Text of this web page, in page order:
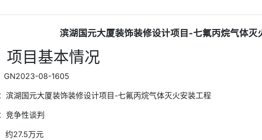
滨湖国元大厦装饰装修设计项目-七氟丙烷气体灭
项目基本情况
GN2023-08-1605
滨湖国元大厦装饰装修设计项目-七氟丙烷气体灭火安装工程
竞争性谈判
约27.5万元